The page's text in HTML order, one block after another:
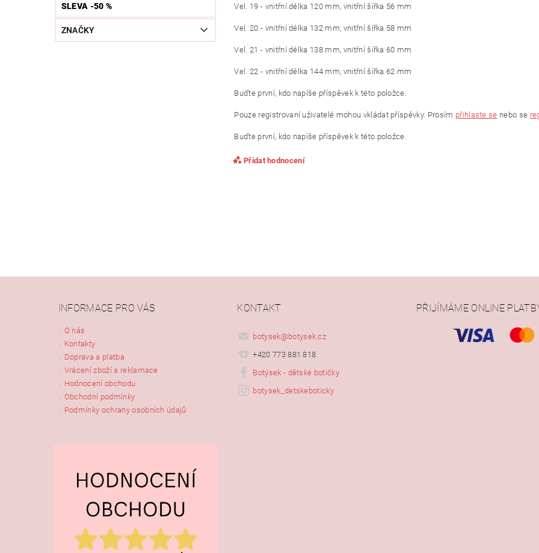
SLEVA -50 %
ZNAČKY
Vel. 19 - vnitřní délka 120 mm, vnitřní šířka 56 mm
Vel. 20 - vnitřní délka 132 mm, vnitřní šířka 58 mm
Vel. 21 - vnitřní délka 138 mm, vnitřní šířka 60 mm
Vel. 22 - vnitřní délka 144 mm, vnitřní šířka 62 mm
Buďte první, kdo napíše příspěvek k této položce.
Pouze registrovaní uživatelé mohou vkládat příspěvky. Prosím přihlaste se nebo se
Buďte první, kdo napíše příspěvek k této položce.
Přidat hodnocení
INFORMACE PRO VÁS
O nás
Kontakty
Doprava a platba
Vrácení zboží a reklamace
Hodnocení obchodu
Obchodní podmínky
Podmínky ochrany osobních údajů
KONTAKT
botysek@botysek.cz
+420 773 881 818
Botýsek - dětské botičky
botysek_detskeboticky
PŘIJÍMÁME ONLINE